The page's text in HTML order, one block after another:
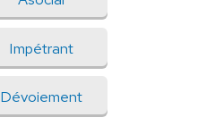
Impétrant
Dévoiement